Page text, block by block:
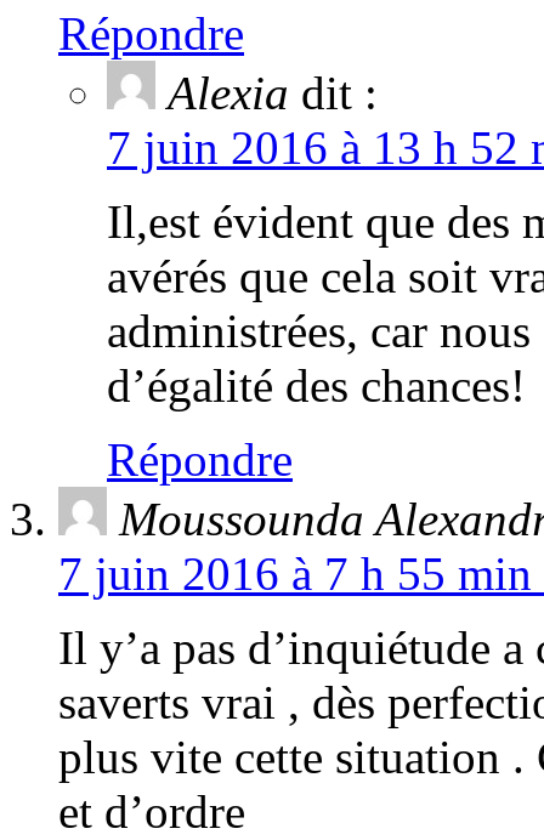
Répondre
Alexia dit :
7 juin 2016 à 13 h 52
Il,est évident que des
avérés que cela soit
administrées, car
d’égalité des chances!
Répondre
Moussounda
7 juin 2016 à 7 h 55
Il y’a pas d’inquiétude
saverts vrai , dès
plus vite cette situation .
et d’ordre